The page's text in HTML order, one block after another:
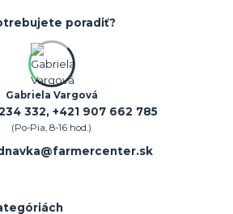
poradiť?
Gabriela Vargová
332, +421 907 662 785
(Po-Pia, 8-16 hod.)